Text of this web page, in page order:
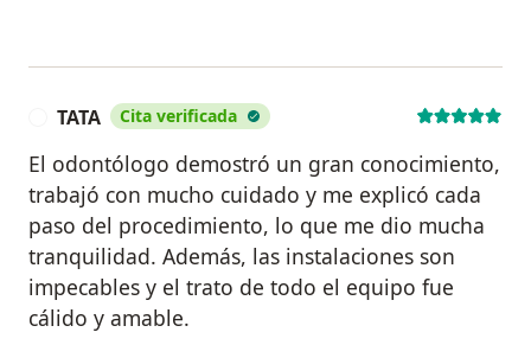
TATA Cita verificada
El odontólogo demostró un gran conocimiento,
trabajó con mucho cuidado y me explicó cada
paso del procedimiento, lo que me dio mucha
tranquilidad. Además, las instalaciones son
impecables y el trato de todo el equipo fue
cálido y amable.